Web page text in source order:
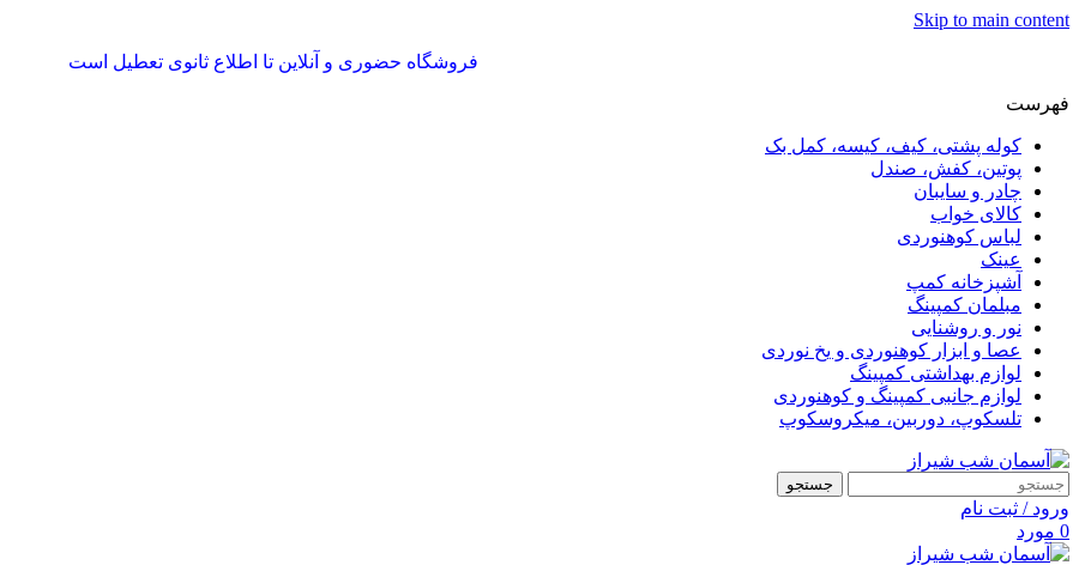
Skip to main content
فروشگاه حضوری و آنلاین تا اطلاع ثانوی تعطیل است
فهرست
کوله پشتی، کیف، کیسه، کمل بک
پوتین، کفش، صندل
چادر و سایبان
کالای خواب
لباس کوهنوردی
عینک
آشپزخانه کمپ
مبلمان کمپینگ
نور و روشنایی
عصا و ابزار کوهنوردی و یخ نوردی
لوازم بهداشتی کمپینگ
لوازم جانبی کمپینگ و کوهنوردی
تلسکوپ، دوربین، میکروسکوپ
جستجو
ورود / ثبت نام
0 مورد